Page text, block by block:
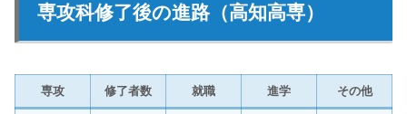
専攻科修了後の進路（高知高専）
専攻 修了者数 就職 進学 その他